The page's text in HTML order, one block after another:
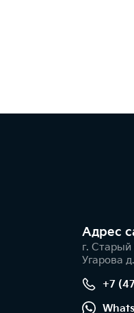
Адрес
г. Старый
Угарова
+7